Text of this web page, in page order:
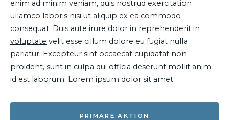
enim ad minim veniam, quis nostrud exercitation
ullamco laboris nisi ut aliquip ex ea commodo
consequat. Duis aute irure dolor in reprehenderit in
voluptate velit esse cillum dolore eu fugiat nulla
pariatur. Excepteur sint occaecat cupidatat non
proident, sunt in culpa qui officia deserunt mollit anim
id est laborum. Lorem ipsum dolor sit amet.
PRIMÄRE AKTION